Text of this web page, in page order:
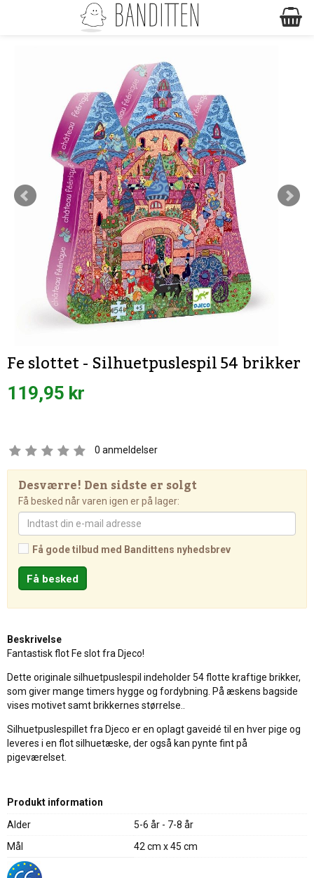
Fe slottet - Silhuetpuslespil 54 brikker
119,95 kr
0 anmeldelser
Desværre! Den sidste er solgt
Få besked når varen igen er på lager:
Få gode tilbud med Bandittens nyhedsbrev
Beskrivelse
Fantastisk flot Fe slot fra Djeco!
Dette originale silhuetpuslespil indeholder 54 flotte kraftige brikker,
som giver mange timers hygge og fordybning. På æskens bagside
vises motivet samt brikkernes størrelse..
Silhuetpuslespillet fra Djeco er en oplagt gaveidé til en hver pige og
leveres i en flot silhuetæske, der også kan pynte fint på
pigeværelset.
Produkt information
Alder
5-6 år - 7-8 år
Mål
42 cm x 45 cm